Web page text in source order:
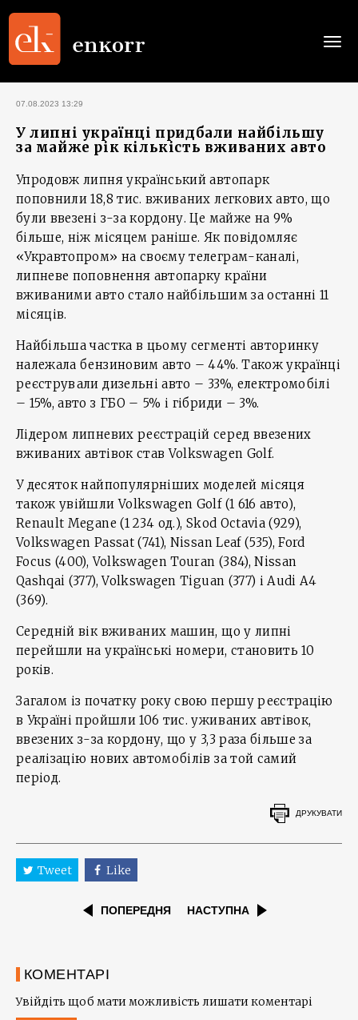
07.08.2023 13:29
У липні українці придбали найбільшу
за майже рік кількість вживаних авто
Упродовж липня український автопарк
поповнили 18,8 тис. вживаних легкових авто, що
були ввезені з-за кордону. Це майже на 9%
більше, ніж місяцем раніше. Як повідомляє
«Укравтопром» на своєму телеграм-каналі,
липневе поповнення автопарку країни
вживаними авто стало найбільшим за останні 11
місяців.
Найбільша частка в цьому сегменті авторинку
належала бензиновим авто – 44%. Також українці
реєстрували дизельні авто – 33%, електромобілі
– 15%, авто з ГБО – 5% і гібриди – 3%.
Лідером липневих реєстрацій серед ввезених
вживаних автівок став Volkswagen Golf.
У десяток найпопулярніших моделей місяця
також увійшли Volkswagen Golf (1 616 авто),
Renault Megane (1 234 од.), Skod Octavia (929),
Volkswagen Passat (741), Nissan Leaf (535), Ford
Focus (400), Volkswagen Touran (384), Nissan
Qashqai (377), Volkswagen Tiguan (377) і Audi A4
(369).
Середній вік вживаних машин, що у липні
перейшли на українські номери, становить 10
років.
Загалом із початку року свою першу реєстрацію
в Україні пройшли 106 тис. уживаних автівок,
ввезених з-за кордону, що у 3,3 раза більше за
реалізацію нових автомобілів за той самий
період.
ДРУКУВАТИ
Tweet Like
ПОПЕРЕДНЯ НАСТУПНА
КОМЕНТАРІ
Увійдіть щоб мати можливість лишати коментарі